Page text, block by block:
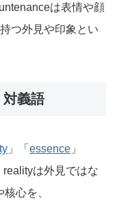
は表情や顔
つ外見や印象とい
対義語
」「 essence 」
realityは外見ではな
心を、